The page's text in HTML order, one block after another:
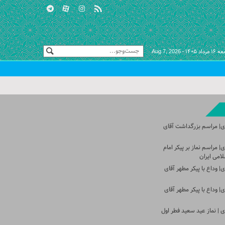
۱۴۰۵ - Aug 7, 2026
مراسم بزرگداشت آقای
مراسم نماز بر پیکر امام
ایران
وداع با پیکر مطهر آقای
وداع با پیکر مطهر آقای
| نماز عید سعید فطر اول